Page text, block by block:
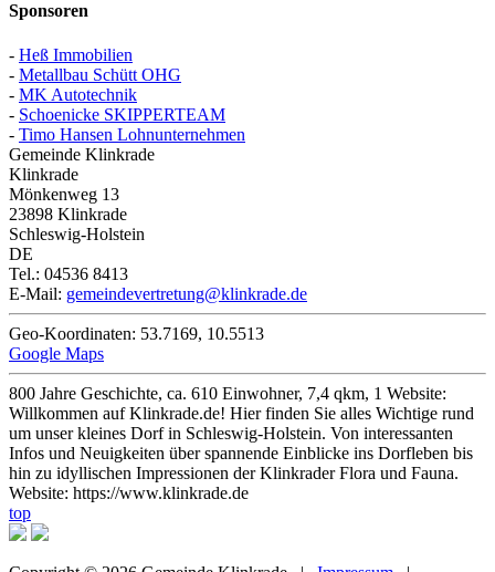
Sponsoren
- Heß Immobilien
- Metallbau Schütt OHG
- MK Autotechnik
- Schoenicke SKIPPERTEAM
- Timo Hansen Lohnunternehmen
Gemeinde Klinkrade
Klinkrade
Mönkenweg 13
23898 Klinkrade
Schleswig-Holstein
DE
Tel.: 04536 8413
E-Mail: gemeindevertretung@klinkrade.de
Geo-Koordinaten: 53.7169, 10.5513
Google Maps
800 Jahre Geschichte, ca. 610 Einwohner, 7,4 qkm, 1 Website:
Willkommen auf Klinkrade.de! Hier finden Sie alles Wichtige rund
um unser kleines Dorf in Schleswig-Holstein. Von interessanten
Infos und Neuigkeiten über spannende Einblicke ins Dorfleben bis
hin zu idyllischen Impressionen der Klinkrader Flora und Fauna.
Website: https://www.klinkrade.de
top